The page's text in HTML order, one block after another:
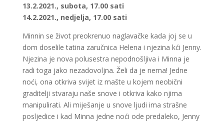
13.2.2021., subota, 17.00 sati
14.2.2021., nedjelja, 17.00 sati
Minnin se život preokrenuo naglavačke kada joj se u
dom doselile tatina zaručnica Helena i njezina kći Jenny.
Njezina je nova polusestra nepodnošljiva i Minna je
radi toga jako nezadovoljna. Želi da je nema! Jedne
noći, ona otkriva svijet iz mašte u kojem neobični
graditelji stvaraju naše snove i otkriva kako njima
manipulirati. Ali miješanje u snove ljudi ima strašne
posljedice i kad Minna jedne noći ode predaleko, Jenny